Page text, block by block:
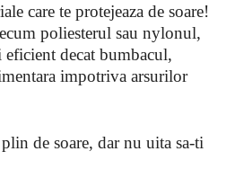
care te protejeaza de soare!
poliesterul sau nylonul,
decat bumbacul,
impotriva arsurilor
de soare, dar nu uita sa-ti